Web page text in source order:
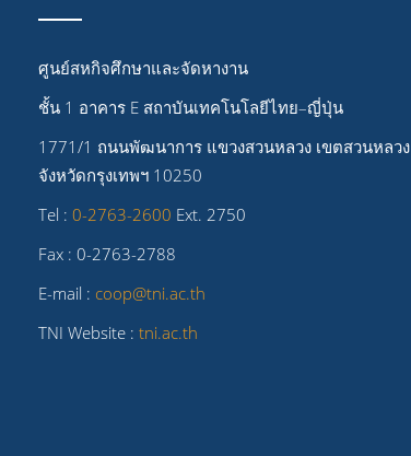
ศูนย์สหกิจศึกษาและจัดหางาน
ชั้น 1 อาคาร E สถาบันเทคโนโลยีไทย–ญี่ปุ่น
1771/1 ถนนพัฒนาการ แขวงสวนหลวง เขตสวนหลวง
จังหวัดกรุงเทพฯ 10250
Tel : 0-2763-2600 Ext. 2750
Fax : 0-2763-2788
E-mail : coop@tni.ac.th
TNI Website : tni.ac.th